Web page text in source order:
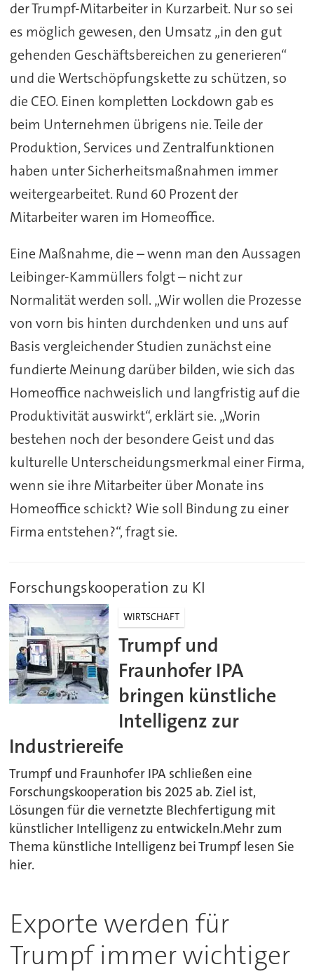
der Trumpf-Mitarbeiter in Kurzarbeit. Nur so sei
es möglich gewesen, den Umsatz „in den gut
gehenden Geschäftsbereichen zu generieren“
und die Wertschöpfungskette zu schützen, so
die CEO. Einen kompletten Lockdown gab es
beim Unternehmen übrigens nie. Teile der
Produktion, Services und Zentralfunktionen
haben unter Sicherheitsmaßnahmen immer
weitergearbeitet. Rund 60 Prozent der
Mitarbeiter waren im Homeoffice.
Eine Maßnahme, die – wenn man den Aussagen
Leibinger-Kammüllers folgt – nicht zur
Normalität werden soll. „Wir wollen die Prozesse
von vorn bis hinten durchdenken und uns auf
Basis vergleichender Studien zunächst eine
fundierte Meinung darüber bilden, wie sich das
Homeoffice nachweislich und langfristig auf die
Produktivität auswirkt“, erklärt sie. „Worin
bestehen noch der besondere Geist und das
kulturelle Unterscheidungsmerkmal einer Firma,
wenn sie ihre Mitarbeiter über Monate ins
Homeoffice schickt? Wie soll Bindung zu einer
Firma entstehen?“, fragt sie.
Forschungskooperation zu KI
WIRTSCHAFT
Trumpf und
Fraunhofer IPA
bringen künstliche
Intelligenz zur
Industriereife
Trumpf und Fraunhofer IPA schließen eine
Forschungskooperation bis 2025 ab. Ziel ist,
Lösungen für die vernetzte Blechfertigung mit
künstlicher Intelligenz zu entwickeln.Mehr zum
Thema künstliche Intelligenz bei Trumpf lesen Sie
hier.
Exporte werden für
Trumpf immer wichtiger